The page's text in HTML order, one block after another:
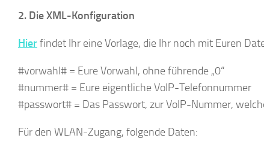
2. Die XML-Konfiguration
Hierfindet Ihr eine Vorlage, die Ihr noch mit Euren
#vorwahl# = Eure Vorwahl, ohne führende „0“
#nummer# = Eure eigentliche VoIP-Telefonnummer
#passwort# = Das Passwort, zur VoIP-Nummer,
Für den WLAN-Zugang, folgende Daten: